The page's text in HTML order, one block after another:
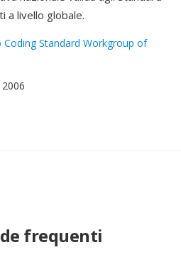
a livello globale.
Coding Standard Workgroup of
frequenti